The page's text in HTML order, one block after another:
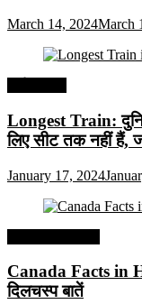
March 14, 2024March
Longest Train:
लिए सीट तक ​​नहीं हैं,
January 17, 2024
Canada Facts in
दिलचस्प बातें